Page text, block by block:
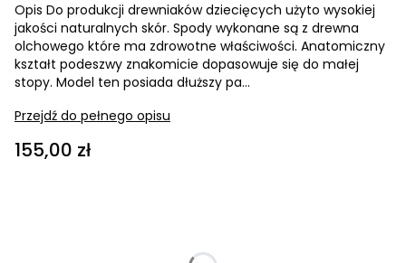
Opis Do produkcji drewniaków dziecięcych użyto wysokiej
jakości naturalnych skór. Spody wykonane są z drewna
olchowego które ma zdrowotne właściwości. Anatomiczny
kształt podeszwy znakomicie dopasowuje się do małej
stopy. Model ten posiada dłuższy pa...
Przejdź do pełnego opisu
Cena
155,00 zł